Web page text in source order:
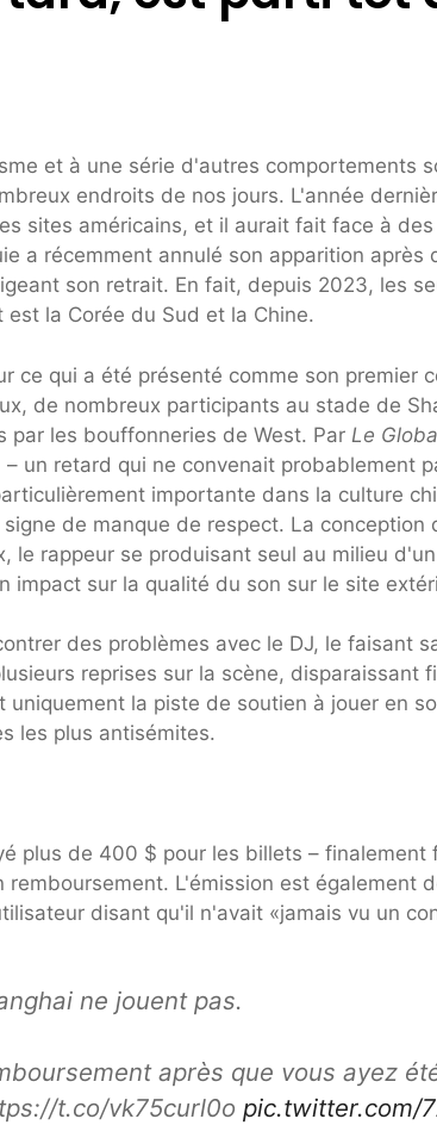
et à une série d'autres comportements
endroits de nos jours. L'année
sites américains, et il aurait fait face à
a récemment annulé son apparition après
son retrait. En fait, depuis 2023, les
la Corée du Sud et la Chine.
ce qui a été présenté comme son premier
de nombreux participants au stade de
les bouffonneries de West. Par Le
un retard qui ne convenait probablement
importante dans la culture
de manque de respect. La conception
le rappeur se produisant seul au milieu
impact sur la qualité du son sur le site
des problèmes avec le DJ, le faisant
reprises sur la scène, disparaissant
la piste de soutien à jouer en
les plus antisémites.
plus de 400 $ pour les billets – finalement
L'émission est également
disant qu'il n'avait «jamais vu un
ne jouent pas.
après que vous ayez
t.co/vk75curl0o pic.twitter.com/